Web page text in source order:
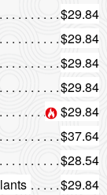
$29.84
$29.84
$29.84
$29.84
$29.84
$37.64
$28.54
$29.84